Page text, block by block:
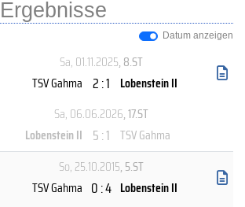
Datum anzeigen
Sa, 01.11.2025, 8.ST
TSV Gahma 2 : 1 Lobenstein II
Sa, 06.06.2026, 17.ST
Lobenstein II 5 : 1 TSV Gahma
So, 25.10.2015, 5.ST
TSV Gahma 0 : 4 Lobenstein II